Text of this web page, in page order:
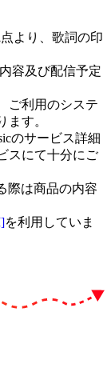
より、歌詞の印
容及び配信予定
ご利用のシステ
ます。
のサービス詳細
スにて十分にご
際は商品の内容
を利用していま